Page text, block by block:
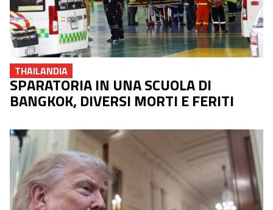
THAILANDIA
SPARATORIA IN UNA SCUOLA DI
BANGKOK, DIVERSI MORTI E FERITI